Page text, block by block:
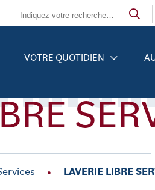
VOTRE QUOTIDIEN
LAVERIE LIBRE